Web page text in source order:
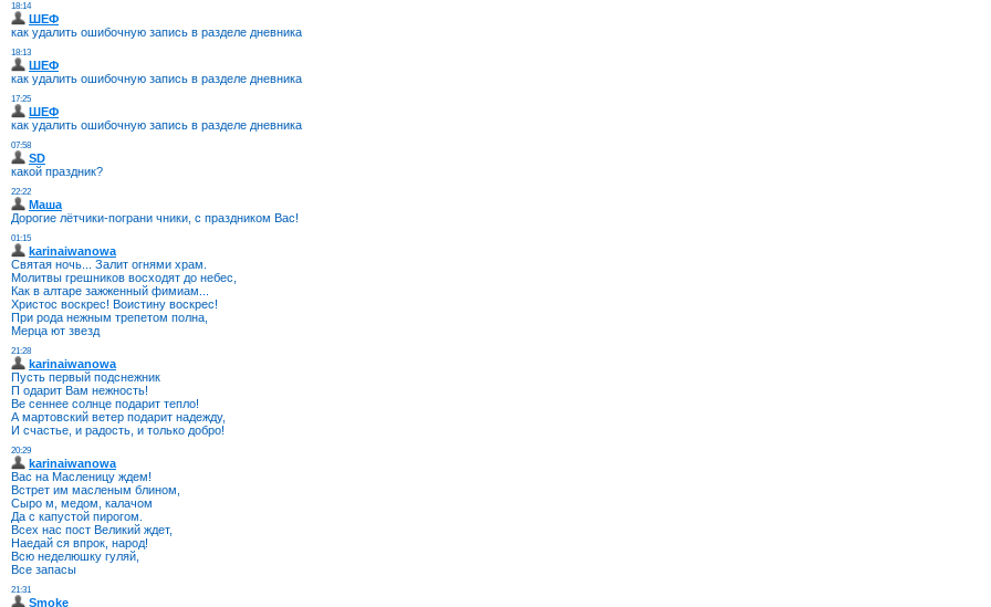
18:14
ШЕФ
как удалить ошибочную запись в разделе дневника
18:13
ШЕФ
как удалить ошибочную запись в разделе дневника
17:25
ШЕФ
как удалить ошибочную запись в разделе дневника
07:58
SD
какой праздник?
22:22
Маша
Дорогие лётчики-пограни чники, с праздником Вас!
01:15
karinaiwanowa
Святая ночь... Залит огнями храм.
Молитвы грешников восходят до небес,
Как в алтаре зажженный фимиам...
Христос воскрес! Воистину воскрес!
При рода нежным трепетом полна,
Мерца ют звезд
21:28
karinaiwanowa
Пусть первый подснежник
П одарит Вам нежность!
Ве сеннее солнце подарит тепло!
А мартовский ветер подарит надежду,
И счастье, и радость, и только добро!
20:29
karinaiwanowa
Вас на Масленицу ждем!
Встрет им масленым блином,
Сыро м, медом, калачом
Да с капустой пирогом.
Всех нас пост Великий ждет,
Наедай ся впрок, народ!
Всю неделюшку гуляй,
Все запасы
21:31
Smoke